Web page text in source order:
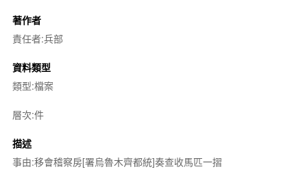
著作者
責任者:兵部
資料類型
類型:檔案
層次:件
描述
事由:移會稽察房[署烏魯木齊都統]奏查收馬匹一摺